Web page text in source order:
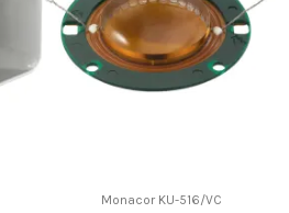
Monacor KU-516/VC